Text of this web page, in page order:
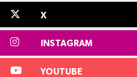
X
INSTAGRAM
YOUTUBE